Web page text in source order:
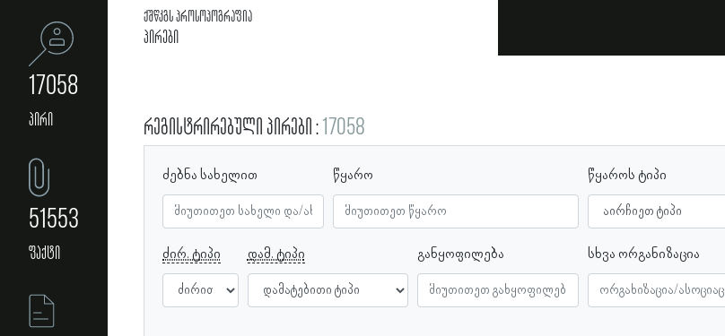
17058
პირი
51553
ფაქტი
ქშწკგს პროსოპოგრაფია
პირები
რეგისტრირებული პირები 17058
ძებნა სახელით წყარო წყაროს ტიპი
ძირ. ტიპი დამ. ტიპი განყოფილება სხვა ორგანიზაცია